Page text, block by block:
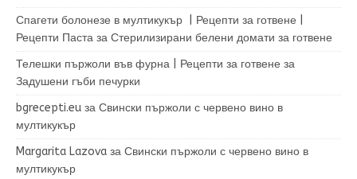
Спагети болонезе в мултикукър | Рецепти за готвене |
Рецепти Паста за Стерилизирани белени домати за готвене
Телешки пържоли във фурна | Рецепти за готвене за
Задушени гъби печурки
bgrecepti.eu за Свински пържоли с червено вино в
мултикукър
Margarita Lazova за Свински пържоли с червено вино в
мултикукър